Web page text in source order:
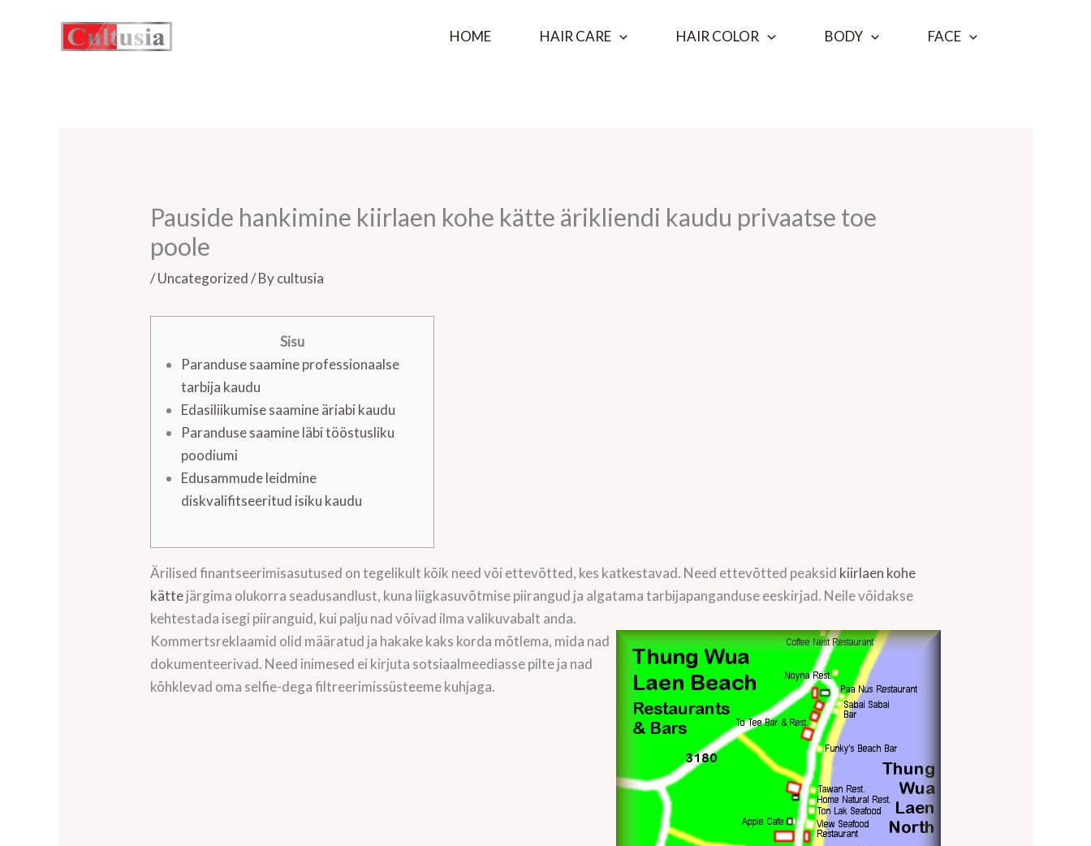
HOME HAIR CARE HAIR COLOR BODY FACE
Pauside hankimine kiirlaen kohe kätte ärikliendi kaudu privaatse toe
poole
/Uncategorized/ Bycultusia
Sisu
Paranduse saamine professionaalse
tarbija kaudu
Edasiliikumise saamine äriabi kaudu
Paranduse saamine läbi tööstusliku
poodiumi
Edusammude leidmine
diskvalifitseeritud isiku kaudu
Ärilised finantseerimisasutused on tegelikult kõik need või ettevõtted, kes katkestavad. Need ettevõtted peaksid kiirlaen kohe
kättejärgima olukorra seadusandlust, kuna liigkasuvõtmise piirangud ja algatama tarbijapanganduse eeskirjad. Neile võidakse
kehtestada isegi piiranguid, kui palju nad võivad ilma valikuvabalt anda.
Kommertsreklaamid olid määratud ja hakake kaks korda mõtlema, mida nad
dokumenteerivad. Need inimesed ei kirjuta sotsiaalmeediasse pilte ja nad
kõhklevad oma selfie-dega filtreerimissüsteeme kuhjaga.